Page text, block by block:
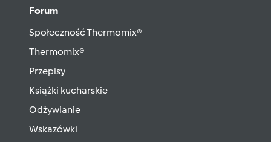
Forum
Społeczność Thermomix®
Thermomix®
Przepisy
Książki kucharskie
Odżywianie
Wskazówki